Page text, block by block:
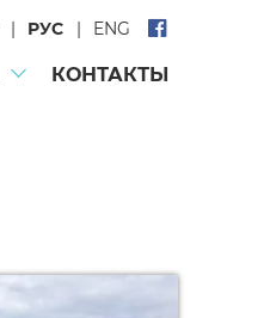
РУС ENG
КОНТАКТЫ